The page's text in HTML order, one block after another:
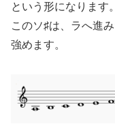
という形になります。
このソ♯は、ラへ進
強めます。